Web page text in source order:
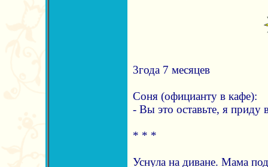
3года 7 месяцев
Соня (официанту в кафе):
- Вы это оставьте, я приду
* * *
Уснула на диване. Мама